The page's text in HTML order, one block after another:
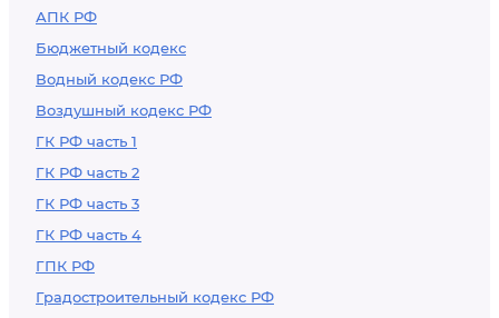
АПК РФ
Бюджетный кодекс
Водный кодекс РФ
Воздушный кодекс РФ
ГК РФ часть 1
ГК РФ часть 2
ГК РФ часть 3
ГК РФ часть 4
ГПК РФ
Градостроительный кодекс РФ